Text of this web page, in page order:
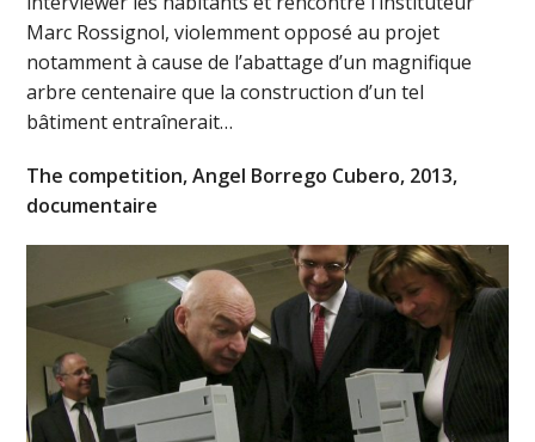
Marc Rossignol, violemment opposé au projet
notamment à cause de l’abattage d’un magnifique
arbre centenaire que la construction d’un tel
bâtiment entraînerait…
The competition, Angel Borrego Cubero, 2013,
documentaire